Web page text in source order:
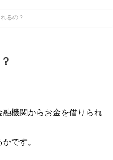
るの？
機関からお金を借りられ
です。